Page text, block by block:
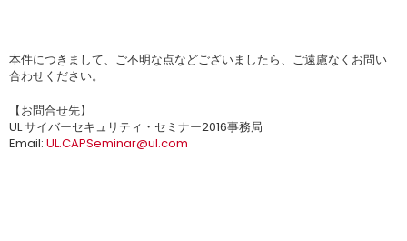
本件につきまして、ご不明な点などございましたら、ご遠慮なくお問い
合わせください。
【お問合せ先】
UL サイバーセキュリティ・セミナー2016事務局
Email: UL.CAPSeminar@ul.com